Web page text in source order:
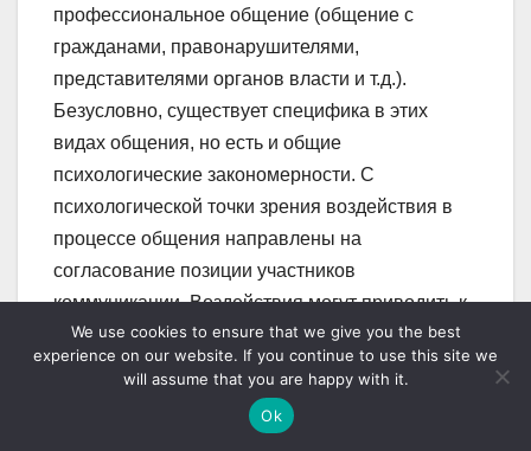
We use cookies to ensure that we give you the best
experience on our website. If you continue to use this site we
will assume that you are happy with it.
Ok